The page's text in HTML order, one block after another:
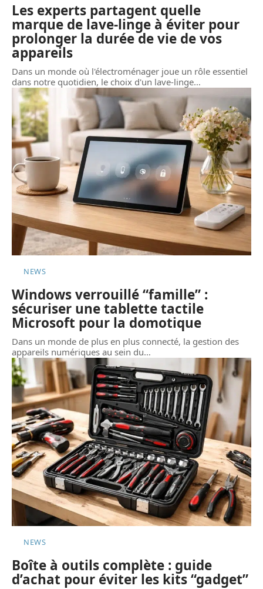
Les experts partagent quelle
marque de lave-linge à éviter pour
prolonger la durée de vie de vos
appareils
Dans un monde où l'électroménager joue un rôle essentiel
dans notre quotidien, le choix d'un lave-linge…
NEWS
Windows verrouillé “famille” :
sécuriser une tablette tactile
Microsoft pour la domotique
Dans un monde de plus en plus connecté, la gestion des
appareils numériques au sein du…
NEWS
Boîte à outils complète : guide
d’achat pour éviter les kits “gadget”